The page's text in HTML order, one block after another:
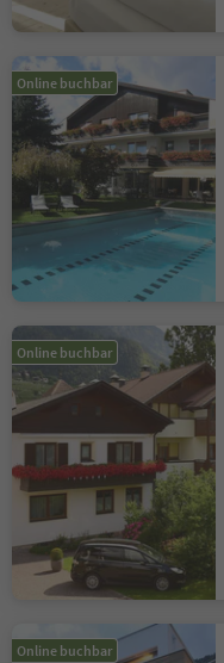
Online buchbar
Online buchbar
Online buchbar